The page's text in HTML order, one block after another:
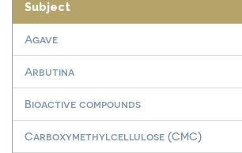
Subject
Agave
Arbutina
Bioactive compounds
Carboxymethylcellulose (CMC)